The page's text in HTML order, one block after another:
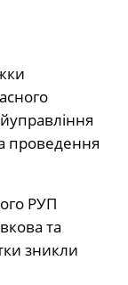
проведення
РУП
та
зникли